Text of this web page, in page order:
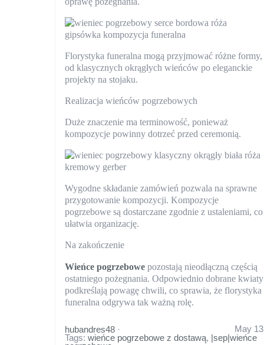
Florystyka funeralna mogą przyjmować różne formy,
od klasycznych okrągłych wieńców po eleganckie
projekty na stojaku.
Realizacja wieńców pogrzebowych
Duże znaczenie ma terminowość, ponieważ
kompozycje powinny dotrzeć przed ceremonią.
Wygodne składanie zamówień pozwala na sprawne
przygotowanie kompozycji. Kompozycje
pogrzebowe są dostarczane zgodnie z ustaleniami, co
ułatwia organizację.
Na zakończenie
Wieńce pogrzebowe pozostają nieodłączną częścią
ostatniego pożegnania. Odpowiednio dobrane kwiaty
podkreślają powagę chwili, co sprawia, że florystyka
funeralna odgrywa tak ważną rolę.
hubandres48 May 13
·
Tags: wieńce pogrzebowe z dostawą, |sep|wieńce